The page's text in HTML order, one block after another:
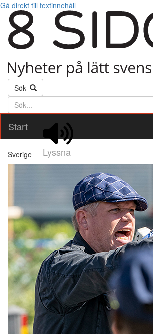
Gå direkt till textinnehåll
Sök
Söktext
Start
Lyssna
Sverige